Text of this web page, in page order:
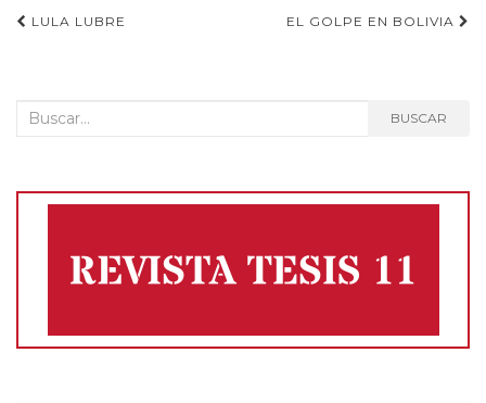
Navegación
LULA LUBRE EL GOLPE EN BOLIVIA
Buscar: BUSCAR